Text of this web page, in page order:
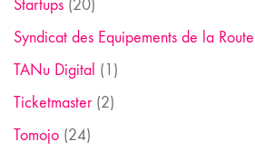
Startups (20)
Syndicat des Equipements de la Route
TANu Digital (1)
Ticketmaster(2)
Tomojo (24)